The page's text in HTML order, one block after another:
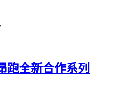
跑全新合作系列